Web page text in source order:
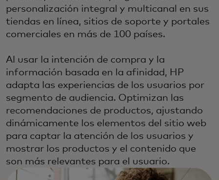
personalización integral y multicanal en sus
tiendas en línea, sitios de soporte y portales
comerciales en más de 100 países.
Al usar la intención de compra y la
información basada en la afinidad, HP
adapta las experiencias de los usuarios por
segmento de audiencia. Optimizan las
recomendaciones de productos, ajustando
dinámicamente los elementos del sitio web
para captar la atención de los usuarios y
mostrar los productos y el contenido que
son más relevantes para el usuario.